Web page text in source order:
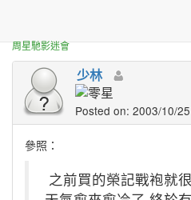
周星馳影迷會
有
少林
Posted on: 2003/10/
參照：
之前買的榮記戰袍就